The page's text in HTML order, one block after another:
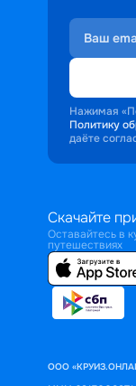
Нажимая
Политику
даёте
Скачайте
Оставайтесь в
путешествиях
ООО